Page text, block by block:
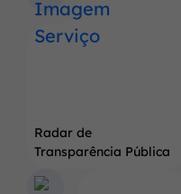
Radar de
Transparência Pública